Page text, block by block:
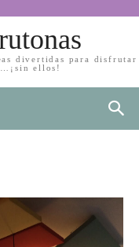
divertidas para disfrutar
ellos!